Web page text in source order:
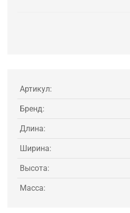
Артикул:
Бренд:
Длина:
Ширина:
Высота:
Масса: